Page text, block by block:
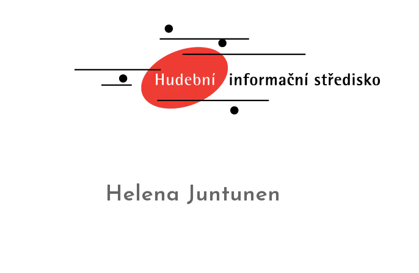
Helena Juntunen